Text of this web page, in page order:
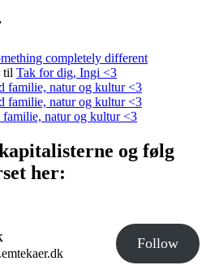
completely different
til Tak for dig, Ingi <3
familie, natur og kultur <3
familie, natur og kultur <3
natur og kultur <3
og følg
her:
Follow